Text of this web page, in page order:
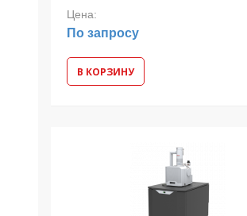
Цена:
По запросу
В КОРЗИНУ